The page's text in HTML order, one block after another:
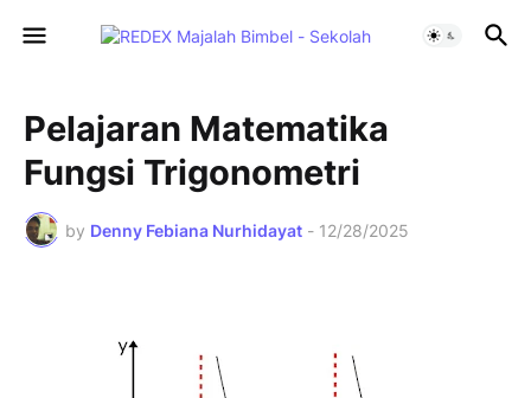
Pelajaran Matematika
Fungsi Trigonometri
by Denny Febiana Nurhidayat - 12/28/2025